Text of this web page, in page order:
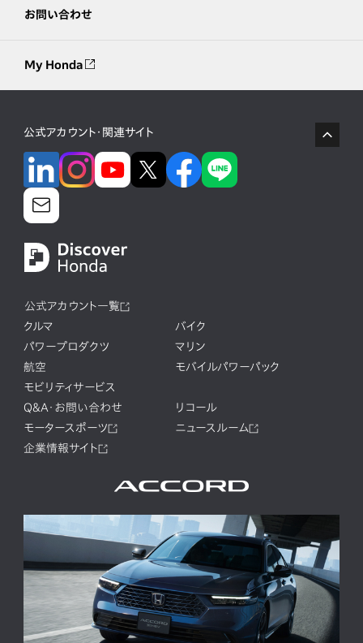
お問い合わせ
My Honda
公式アカウント・関連サイト
公式アカウント一覧
クルマ
バイク
パワープロダクツ
マリン
航空
モバイルパワーパック
モビリティサービス
Q&A・お問い合わせ
リコール
モータースポーツ
ニュースルーム
企業情報サイト